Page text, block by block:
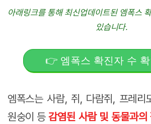
아래링크를 통해 최신업데이트된 엠폭스
있습니다.
👉 엠폭스 확진자 수 확
엠폭스는 사람, 쥐, 다람쥐, 프레리
원숭이 등 감염된 사람 및 동물과의